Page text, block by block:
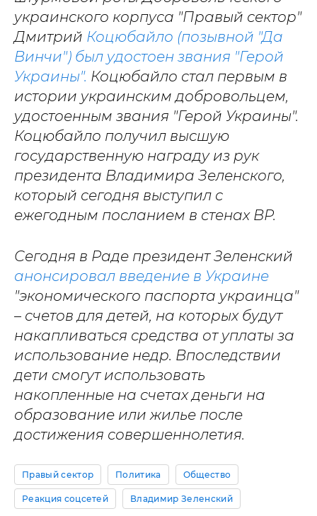
украинского корпуса "Правый сектор"
Дмитрий Коцюбайло (позывной "Да
Винчи") был удостоен звания "Герой
Украины". Коцюбайло стал первым в
истории украинским добровольцем,
удостоенным звания "Герой Украины".
Коцюбайло получил высшую
государственную награду из рук
президента Владимира Зеленского,
который сегодня выступил с
ежегодным посланием в стенах ВР.
Сегодня в Раде президент Зеленский
анонсировал введение в Украине
"экономического паспорта украинца"
– счетов для детей, на которых будут
накапливаться средства от уплаты за
использование недр. Впоследствии
дети смогут использовать
накопленные на счетах деньги на
образование или жилье после
достижения совершеннолетия.
Правый сектор Политика Общество
Реакция соцсетей Владимир Зеленский